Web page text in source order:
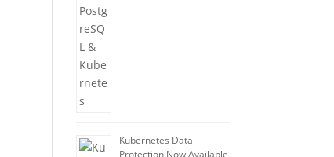
Kubernetes Data
Protection Now Available